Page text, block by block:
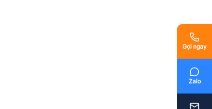
Gọi ngay
Zalo
Gọi ngay
Zalo